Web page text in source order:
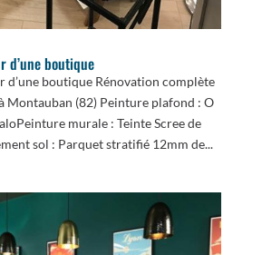
d’une boutique
d’une boutique Rénovation complète
Montauban (82) Peinture plafond : O
murale : Teinte Scree de
sol : Parquet stratifié 12mm de...